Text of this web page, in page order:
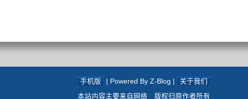
手机版 | Powered By Z-Blog |
关于我们
本站内容主要来自网络 版权归原作者所有